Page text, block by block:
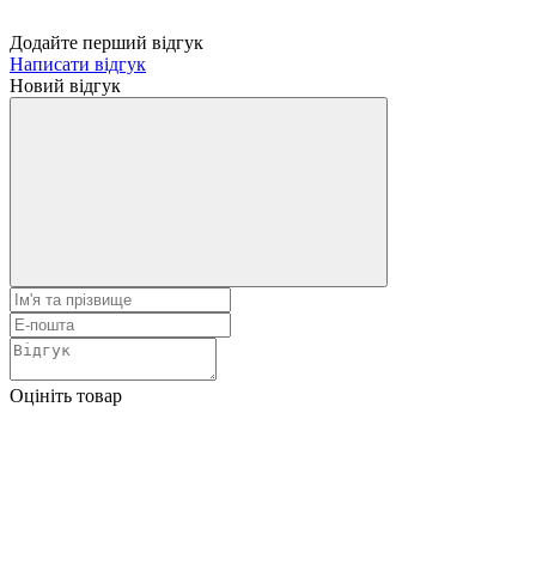
Додайте перший відгук
Написати відгук
Новий відгук
Оцініть товар